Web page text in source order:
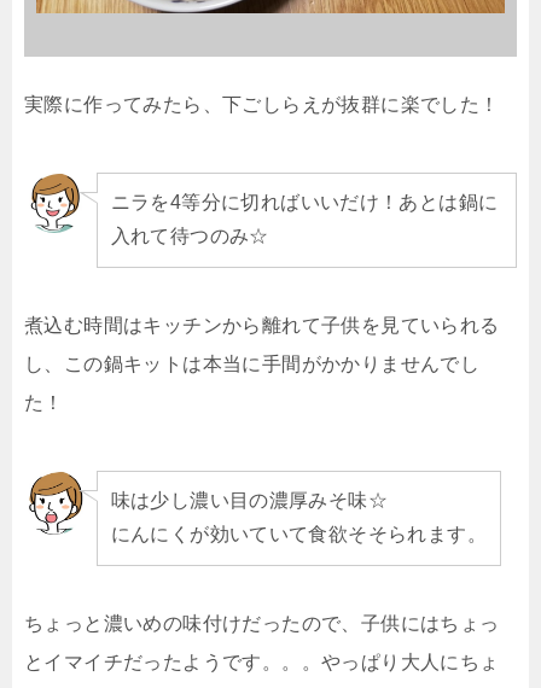
実際に作ってみたら、下ごしらえが抜群に楽でした！
ニラを4等分に切ればいいだけ！あとは鍋に
入れて待つのみ☆
煮込む時間はキッチンから離れて子供を見ていられる
し、この鍋キットは本当に手間がかかりませんでし
た！
味は少し濃い目の濃厚みそ味☆
にんにくが効いていて食欲そそられます。
ちょっと濃いめの味付けだったので、子供にはちょっ
とイマイチだったようです。。。やっぱり大人にちょ